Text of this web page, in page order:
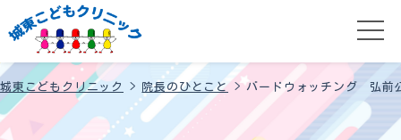
城東こどもクリニック > 院長のひとこと>バードウォッチング 弘前